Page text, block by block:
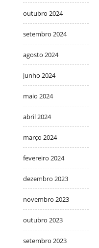
outubro 2024
setembro 2024
agosto 2024
junho 2024
maio 2024
abril 2024
março 2024
fevereiro 2024
dezembro 2023
novembro 2023
outubro 2023
setembro 2023